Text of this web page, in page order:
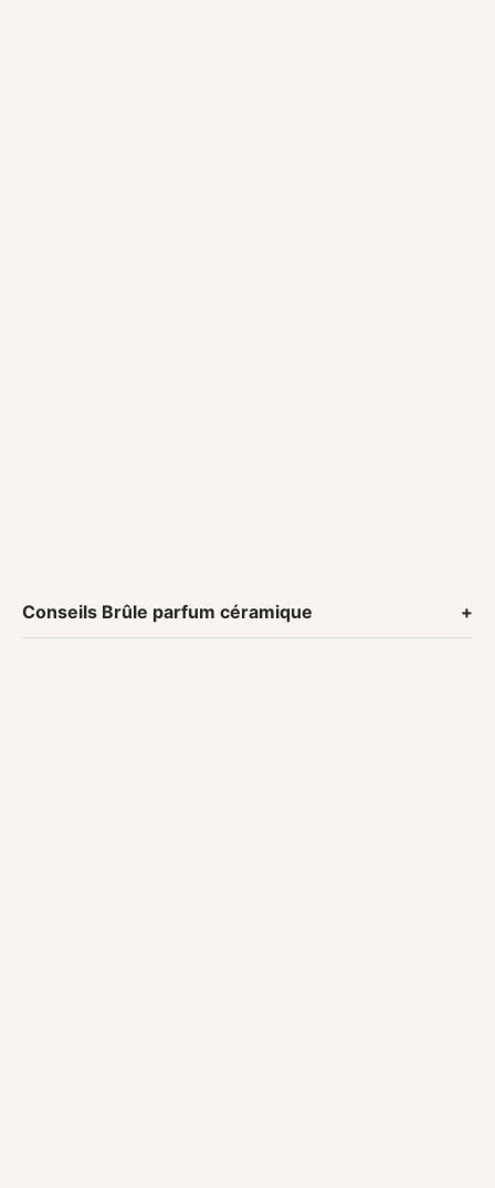
Conseils Brûle parfum céramique